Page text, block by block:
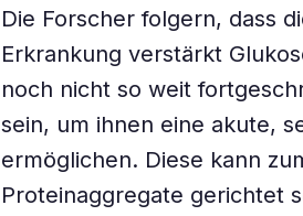
Die Forscher folgern, dass
Erkrankung verstärkt
noch nicht so weit
sein, um ihnen eine akute,
ermöglichen. Diese kann
Proteinaggregate gerichtet